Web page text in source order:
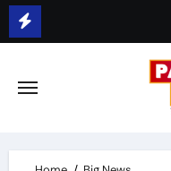
Skip
to